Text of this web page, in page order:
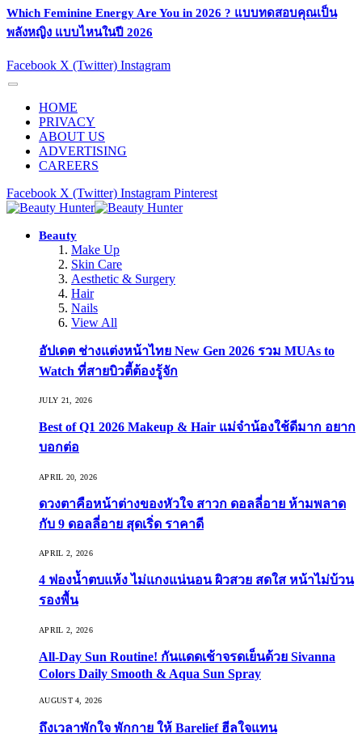
Which Feminine Energy Are You in 2026 ? แบบทดสอบคุณเป็น
พลังหญิง แบบไหนในปี 2026
Facebook X (Twitter) Instagram
HOME
PRIVACY
ABOUT US
ADVERTISING
CAREERS
Facebook X (Twitter) Instagram Pinterest
Beauty
Make Up
Skin Care
Aesthetic & Surgery
Hair
Nails
View All
อัปเดต ช่างแต่งหน้าไทย New Gen 2026 รวม MUAs to
Watch ที่สายบิวตี้ต้องรู้จัก
JULY 21, 2026
Best of Q1 2026 Makeup & Hair แม่จ๋าน้องใช้ดีมาก อยาก
บอกต่อ
APRIL 20, 2026
ดวงตาคือหน้าต่างของหัวใจ สาวก ดอลลี่อาย ห้ามพลาด
กับ 9 ดอลลี่อาย สุดเริ่ด ราคาดี
APRIL 2, 2026
4 ฟองน้ำตบแห้ง ไม่แกงแน่นอน ผิวสวย สดใส หน้าไม่บ้วน
รองพื้น
APRIL 2, 2026
All-Day Sun Routine! กันแดดเช้าจรดเย็นด้วย Sivanna
Colors Daily Smooth & Aqua Sun Spray
AUGUST 4, 2026
ถึงเวลาพักใจ พักกาย ให้ Barelief ฮีลใจแทน